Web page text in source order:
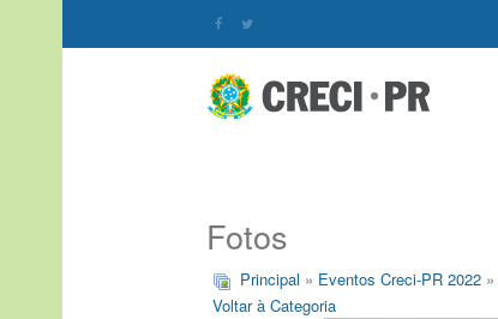
Fotos
Principal » Eventos Creci-PR 2022 »
Voltar à Categoria